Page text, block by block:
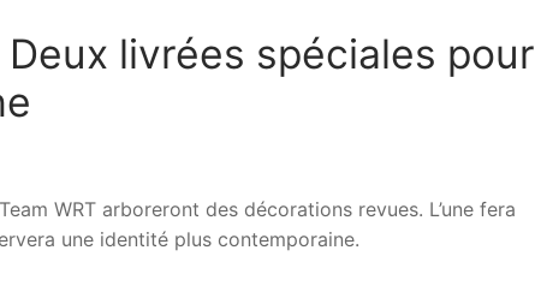
livrées spéciales pour
WRT arboreront des décorations revues. L’une fera
une identité plus contemporaine.